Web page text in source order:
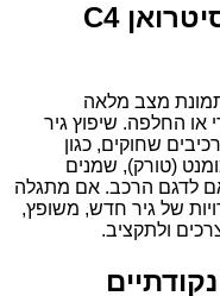
שיפוץ או החלפת גיר ל-סיטרואן C4
תמונת מצב מלאה
או החלפה. שיפוץ גיר
שחוקים, כגון
(טורק), שמנים
לדגם הרכב. אם מתגלה
של גיר חדש, משופץ,
ולתקציב.